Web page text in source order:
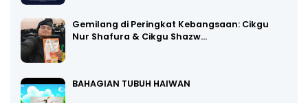
Gemilang di Peringkat Kebangsaan: Cikgu
Nur Shafura & Cikgu Shazw…
BAHAGIAN TUBUH HAIWAN